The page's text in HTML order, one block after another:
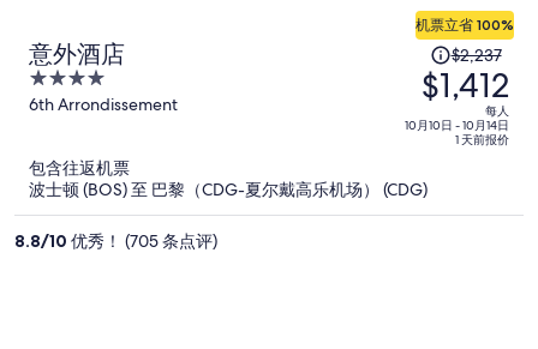
意外酒店
4
out
5
6th Arrondissement
机票立省 100%
原
价
为
每
$2,237，
现
$2,237
$1,412
每人
10月10日 - 10月14日
1 天前报价
包含往返机票
波士顿 (BOS) 至 巴黎（CDG-夏尔戴高乐机场） (CDG)
8.8/10 优秀！ (705 条点评)